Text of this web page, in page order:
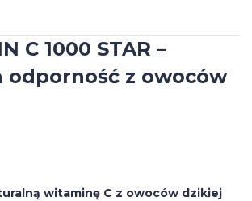
C 1000 STAR –
odporność z owoców
witaminę C z owoców dzikiej